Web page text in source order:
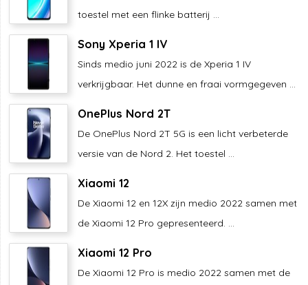
toestel met een flinke batterij ...
Sony Xperia 1 IV
Sinds medio juni 2022 is de Xperia 1 IV
verkrijgbaar. Het dunne en fraai vormgegeven ...
OnePlus Nord 2T
De OnePlus Nord 2T 5G is een licht verbeterde
versie van de Nord 2. Het toestel ...
Xiaomi 12
De Xiaomi 12 en 12X zijn medio 2022 samen met
de Xiaomi 12 Pro gepresenteerd. ...
Xiaomi 12 Pro
De Xiaomi 12 Pro is medio 2022 samen met de